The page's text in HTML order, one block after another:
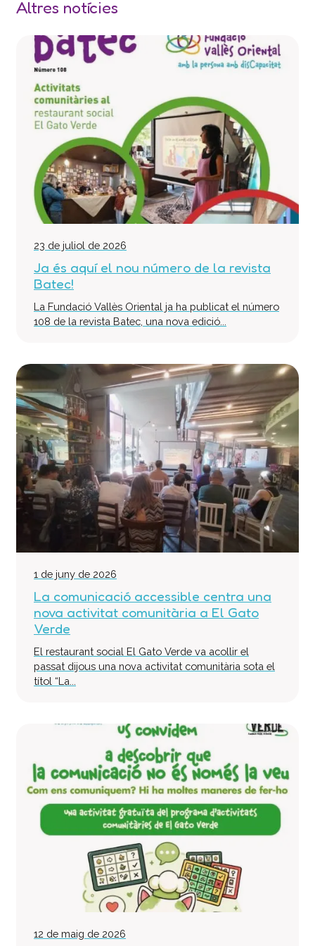
Altres notícies
23 de juliol de 2026
Ja és aquí el nou número de la revista
Batec!
La Fundació Vallès Oriental ja ha publicat el número
108 de la revista Batec, una nova edició...
1 de juny de 2026
La comunicació accessible centra una
nova activitat comunitària a El Gato
Verde
El restaurant social El Gato Verde va acollir el
passat dijous una nova activitat comunitària sota el
títol “La...
12 de maig de 2026